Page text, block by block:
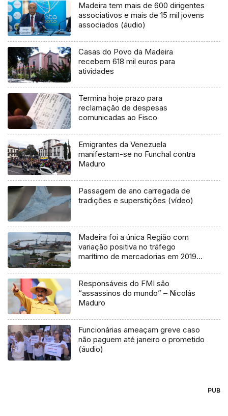
Madeira tem mais de 600 dirigentes
associativos e mais de 15 mil jovens
associados (áudio)
Casas do Povo da Madeira
recebem 618 mil euros para
atividades
Termina hoje prazo para
reclamação de despesas
comunicadas ao Fisco
Emigrantes da Venezuela
manifestam-se no Funchal contra
Maduro
Passagem de ano carregada de
tradições e superstições (vídeo)
Madeira foi a única Região com
variação positiva no tráfego
marítimo de mercadorias em 2019
Responsáveis do FMI são
“assassinos do mundo” – Nicolás
Maduro
Funcionárias ameaçam greve caso
não paguem até janeiro o prometido
(áudio)
PUB